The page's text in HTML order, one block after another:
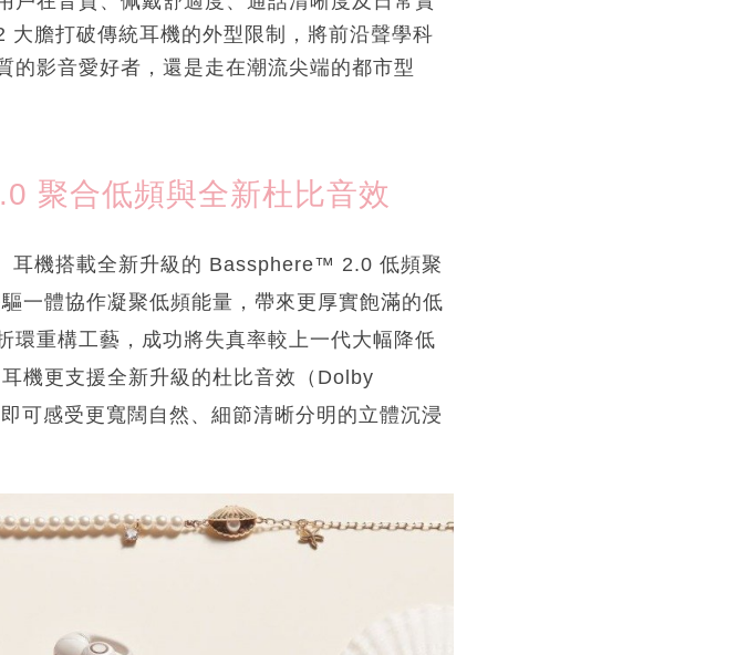
膽打破傳統耳機的外型限制，將前沿聲學科
的影音愛好者，還是走在潮流尖端的都市型
聚合低頻與全新杜比音效
耳機搭載全新升級的 Bassphere™ 2.0 低頻聚
一體協作凝聚低頻能量，帶來更厚實飽滿的低
環重構工藝，成功將失真率較上一代大幅降低
機更支援全新升級的杜比音效（Dolby
可感受更寬闊自然、細節清晰分明的立體沉浸